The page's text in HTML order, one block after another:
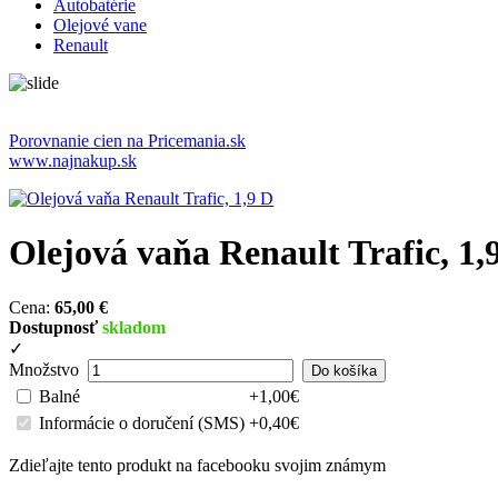
Autobatérie
Olejové vane
Renault
Porovnanie cien na Pricemania.sk
www.najnakup.sk
Olejová vaňa Renault Trafic,
Cena: 65,00 €
Dostupnosť skladom
✓
Množstvo
Balné
+1,00€
Informácie o doručení (SMS) +0,40€
Zdieľajte tento produkt na facebooku svojim známym